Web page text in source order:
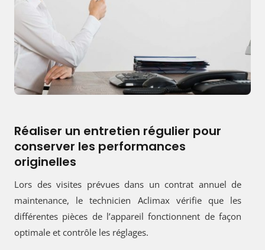
Réaliser un entretien régulier pour
conserver les performances
originelles
Lors des visites prévues dans un contrat annuel de
maintenance, le technicien Aclimax vérifie que les
différentes pièces de l’appareil fonctionnent de façon
optimale et contrôle les réglages.